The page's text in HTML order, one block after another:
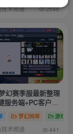
术频道 2646
幻赛季服最新整理
服务端+PC客户端
+全套源码+详细搭建
梦幻网单 游戏分
术频道 441